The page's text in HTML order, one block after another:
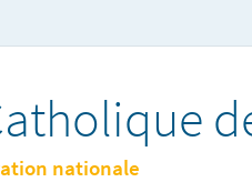
nationale